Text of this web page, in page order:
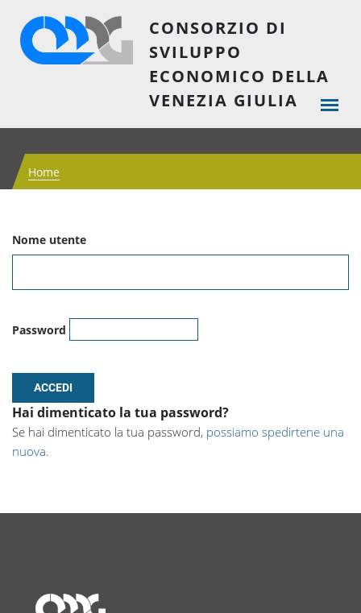
CONSORZIO DI
SVILUPPO
ECONOMICO DELLA
VENEZIA GIULIA
Home
Nome utente
Password
Hai dimenticato la tua password?
Se hai dimenticato la tua password, possiamo spedirtene una
nuova.